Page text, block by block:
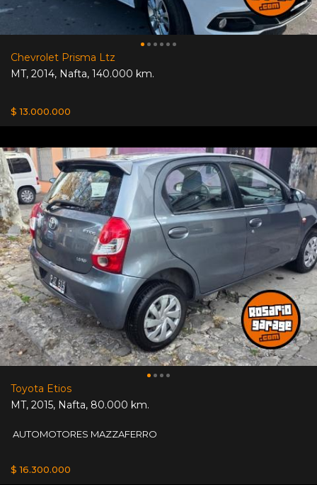
Chevrolet Prisma Ltz
MT, 2014, Nafta, 140.000 km.
$ 13.000.000
Toyota Etios
MT, 2015, Nafta, 80.000 km.
AUTOMOTORES MAZZAFERRO
$ 16.300.000